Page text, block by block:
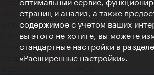
Credits
Положение о конфиденциальности
Terms of Use
Доступность
Контакты для прессы
Настройки файлов Cookie
страниц и анализ, а также
содержимое с учетом ваших
вы этого не хотите, вы можете
стандартные настройки в разделе
«Расширенные настройки».